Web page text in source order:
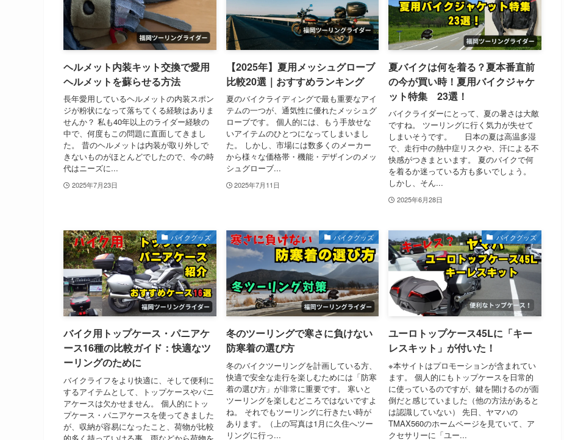
ヘルメット内装キット交換で愛用
ヘルメットを蘇らせる方法
長年愛用しているヘルメットの内装スポン
ジが粉状になって落ちてくる経験はありま
せんか？ 私も40年以上のライダー経験の
中で、何度もこの問題に直面してきまし
た。 昔のヘルメットは内装が取り外しで
きないものがほとんどでしたので、今の時
代はニーズに...
2025年7月23日
【2025年】夏用メッシュグローブ
比較20選｜おすすめランキング
夏のバイクライディングで最も重要なアイ
テムの一つが、通気性に優れたメッシュグ
ローブです。 個人的には、もう手放せな
いアイテムのひとつになってしまいまし
た。 しかし、市場には数多くのメーカー
から様々な価格帯・機能・デザインのメッ
シュグローブ...
2025年7月11日
夏バイクは何を着る？夏本番直前
の今が買い時！夏用バイクジャケ
ット特集 23選！
バイクライダーにとって、夏の暑さは大敵
ですね。 ツーリングに行く気力が失せて
しまいそうです。 日本の夏は高温多湿
で、走行中の熱中症リスクや、汗による不
快感がつきまといます。 夏のバイクで何
を着るか迷っている方も多いでしょう。
しかし、そん...
2025年6月28日
バイクグッズ
バイク用トップケース・パニアケ
ース16種の比較ガイド：快適なツ
ーリングのために
バイクライフをより快適に、そして便利に
するアイテムとして、トップケースやパニ
アケースは欠かせません。 個人的にトッ
プケース・パニアケースを使ってきました
が、収納が容易になったこと、荷物が比較
バイクグッズ
冬のツーリングで寒さに負けない
防寒着の選び方
冬のバイクツーリングを計画している方、
快適で安全な走行を楽しむためには「防寒
着の選び方」が非常に重要です。 寒いと
ツーリングを楽しむどころではないですよ
ね。 それでもツーリングに行きたい時が
あります。（上の写真は1月に久住へツー
リングに行っ...
バイクグッズ
ユーロトップケース45Lに「キー
レスキット」が付いた！
※本サイトはプロモーションが含まれてい
ます。 個人的にもトップケースを日常的
に使っているのですが、鍵を開けるのが面
倒だと感じていました（他の方法があると
は認識していない） 先日、ヤマハの
TMAX560のホームページを見ていて、ア
クセサリーに「ユー...